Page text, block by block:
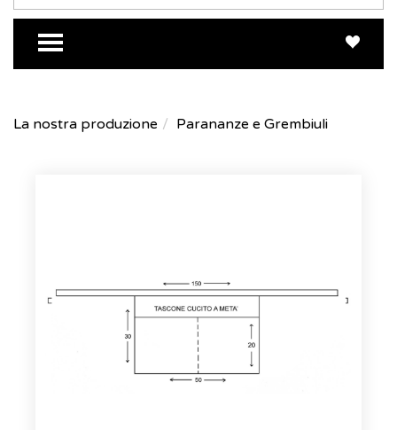
TOGGLE MENU
La nostra produzione Parananze e Grembiuli